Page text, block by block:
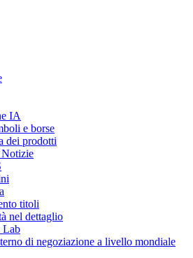
IA
e borse
dei prodotti
Notizie
titoli
nel dettaglio
Lab
di negoziazione a livello mondiale